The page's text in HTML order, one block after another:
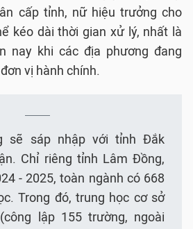
cấp tỉnh, nữ hiệu trưởng cho
kéo dài thời gian xử lý, nhất là
nay khi các địa phương đang
vị hành chính.
sẽ sáp nhập với tỉnh Đắk
Chỉ riêng tỉnh Lâm Đồng,
- 2025, toàn ngành có 668
Trong đó, trung học cơ sở
lập 155 trường, ngoài